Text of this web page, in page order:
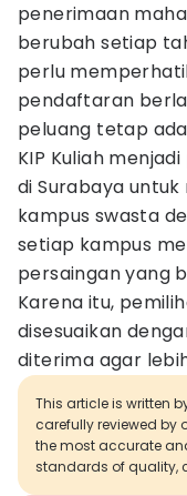
penerimaan
berubah setiap
perlu
pendaftaran
peluang tetap
KIP Kuliah
di Surabaya
kampus swasta
setiap kampus
persaingan yang
Karena itu,
disesuaikan
diterima agar
This article is written
carefully reviewed by
the most accurate
standards of quality,